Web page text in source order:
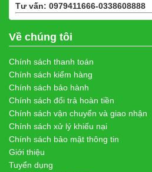
Tư vấn: 0979411666-0338608888
Về chúng tôi
Chính sách thanh toán
Chính sách kiểm hàng
Chính sách bảo hành
Chính sách đổi trả hoàn tiền
Chính sách vận chuyển và giao nhận
Chính sách xử lý khiếu nại
Chính sách bảo mật thông tin
Giới thiệu
Tuyển dụng